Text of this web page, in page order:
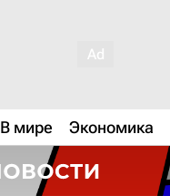
В мире Экономика